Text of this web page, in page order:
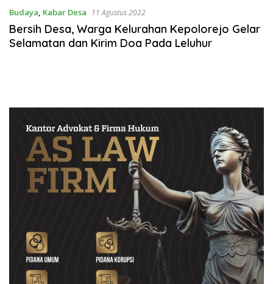
Budaya, Kabar Desa 11 Agustus 2022
Bersih Desa, Warga Kelurahan Kepolorejo Gelar
Selamatan dan Kirim Doa Pada Leluhur